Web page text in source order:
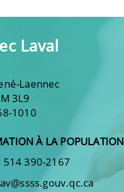
Laval
Laennec
3L9
1010
À LA POPULATION
390-2167